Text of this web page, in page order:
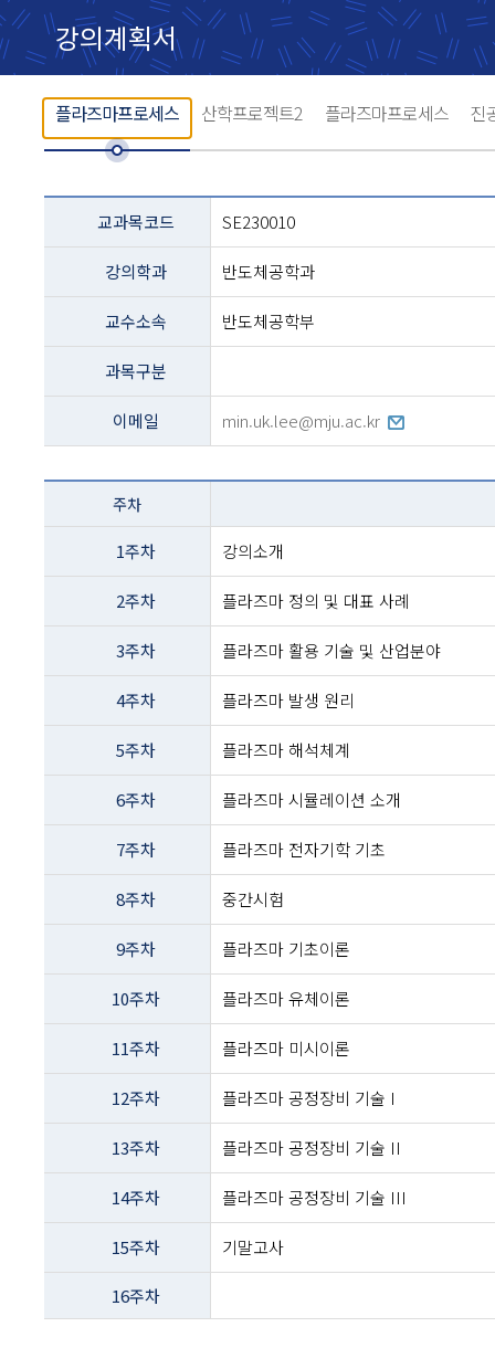
강의계획서
플라즈마프로세스 산학프로젝트2 플라즈마프로세스 진
-
교과명,
전화번호등의
교과목코드 SE230010
강의학과 반도체공학과
교수소속 반도체공학부
과목구분
이메일 min.uk.lee@mju.ac.kr
및
주차
1주차 강의소개
2주차 플라즈마 정의 및 대표 사례
3주차 플라즈마 활용 기술 및 산업분야
4주차 플라즈마 발생 원리
5주차 플라즈마 해석체계
6주차 플라즈마 시뮬레이션 소개
7주차 플라즈마 전자기학 기초
8주차 중간시험
9주차 플라즈마 기초이론
10주차 플라즈마 유체이론
11주차 플라즈마 미시이론
12주차 플라즈마 공정장비 기술 I
13주차 플라즈마 공정장비 기술 II
14주차 플라즈마 공정장비 기술 III
15주차 기말고사
16주차